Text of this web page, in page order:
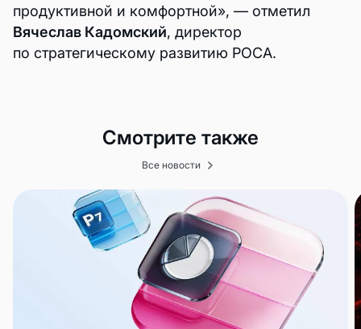
продуктивной и комфортной», — отметил
Вячеслав Кадомский, директор
по стратегическому развитию РОСА.
Смотрите также
Все новости